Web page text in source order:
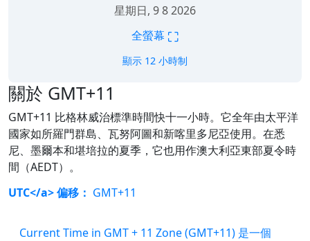
星期日, 9 8 2026
全螢幕 ⛶
顯示 12 小時制
關於 GMT+11
GMT+11 比格林威治標準時間快十一小時。它全年由太平洋
國家如所羅門群島、瓦努阿圖和新喀里多尼亞使用。在悉
尼、墨爾本和堪培拉的夏季，它也用作澳大利亞東部夏令時
間（AEDT）。
UTC</a> 偏移： GMT+11
Current Time in GMT + 11 Zone (GMT+11) 是一個